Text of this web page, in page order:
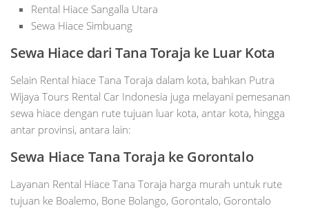
Rental Hiace Sangalla Utara
Sewa Hiace Simbuang
Sewa Hiace dari Tana Toraja ke Luar Kota
Selain Rental hiace Tana Toraja dalam kota, bahkan Putra
Wijaya Tours Rental Car Indonesia juga melayani pemesanan
sewa hiace dengan rute tujuan luar kota, antar kota, hingga
antar provinsi, antara lain:
Sewa Hiace Tana Toraja ke Gorontalo
Layanan Rental Hiace Tana Toraja harga murah untuk rute
tujuan ke Boalemo, Bone Bolango, Gorontalo, Gorontalo